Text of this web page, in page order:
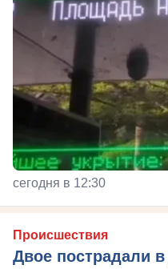
сегодня в 12:30
Происшествия
Двое пострадали